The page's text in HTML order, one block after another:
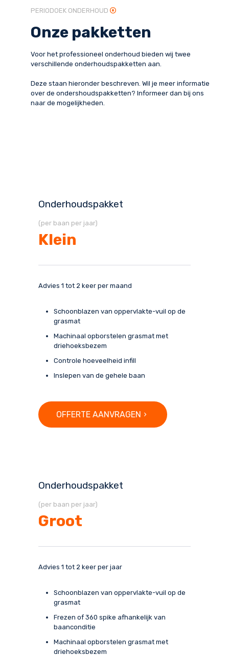
PERIODOEK ONDERHOUD
Onze pakketten
Voor het professioneel onderhoud bieden wij twee
verschillende onderhoudspakketten aan.
Deze staan hieronder beschreven. Wil je meer informatie
over de ondershoudspakketten? Informeer dan bij ons
naar de mogelijkheden.
Onderhoudspakket
(per baan per jaar)
Klein
Advies 1 tot 2 keer per maand
Schoonblazen van oppervlakte-vuil op de
grasmat
Machinaal opborstelen grasmat met
driehoeksbezem
Controle hoeveelheid infill
Inslepen van de gehele baan
OFFERTE AANVRAGEN
Onderhoudspakket
(per baan per jaar)
Groot
Advies 1 tot 2 keer per jaar
Schoonblazen van oppervlakte-vuil op de
grasmat
Frezen of 360 spike afhankelijk van
baanconditie
Machinaal opborstelen grasmat met
driehoeksbezem